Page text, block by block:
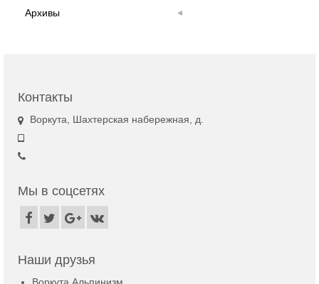
Архивы
Контакты
Воркута, Шахтерская набережная, д.
Мы в соцсетях
Наши друзья
Воркута Альпинизм